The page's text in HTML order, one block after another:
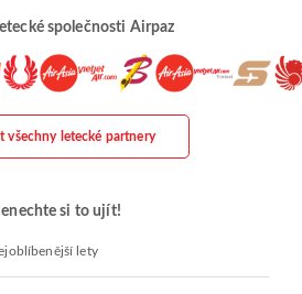
společnosti Airpaz
všechny letecké partnery
si to ujít!
lety